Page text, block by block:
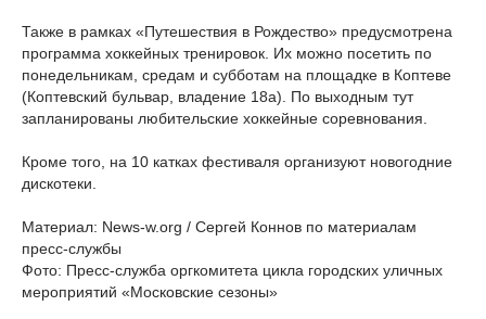
Также в рамках «Путешествия в Рождество» предусмотрена
программа хоккейных тренировок. Их можно посетить по
понедельникам, средам и субботам на площадке в Коптеве
(Коптевский бульвар, владение 18а). По выходным тут
запланированы любительские хоккейные соревнования.
Кроме того, на 10 катках фестиваля организуют новогодние
дискотеки.
Материал: News-w.org / Сергей Коннов по материалам
пресс-службы
Фото: Пресс-служба оргкомитета цикла городских уличных
мероприятий «Московские сезоны»